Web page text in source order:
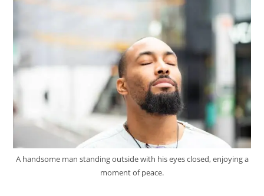
A handsome man standing outside with his eyes closed, enjoying a
moment of peace.